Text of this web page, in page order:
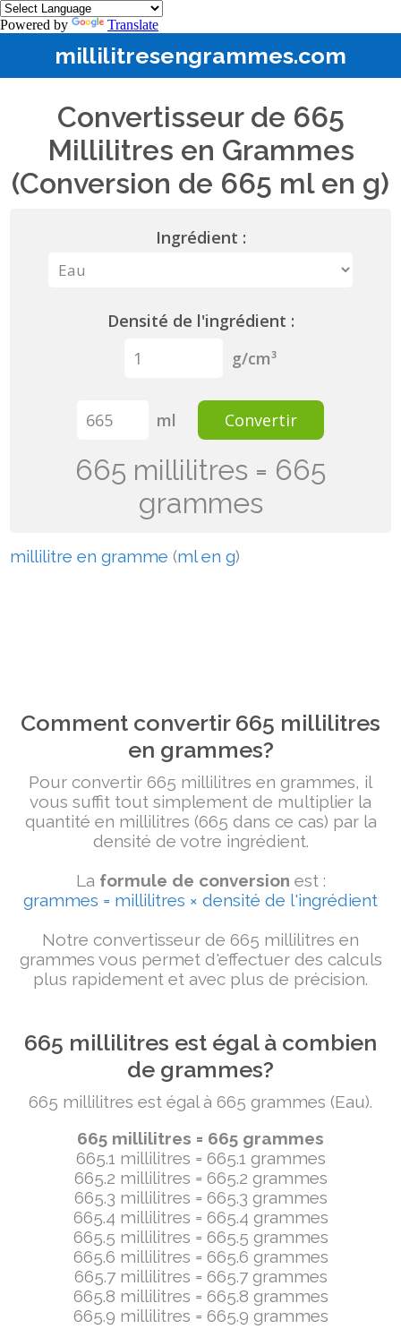
Powered by Translate
millilitresengrammes.com
Convertisseur de 665
Millilitres en Grammes
(Conversion de 665 ml en g)
Ingrédient :
Densité de l'ingrédient :
g/cm³
ml Convertir
665 millilitres = 665
grammes
millilitre en gramme (ml en g)
Comment convertir 665 millilitres
en grammes?
Pour convertir 665 millilitres en grammes, il
vous suffit tout simplement de multiplier la
quantité en millilitres (665 dans ce cas) par la
densité de votre ingrédient.
La formule de conversion est :
grammes = millilitres × densité de l'ingrédient
Notre convertisseur de 665 millilitres en
grammes vous permet d'effectuer des calculs
plus rapidement et avec plus de précision.
665 millilitres est égal à combien
de grammes?
665 millilitres est égal à 665 grammes (Eau).
665 millilitres = 665 grammes
665.1 millilitres = 665.1 grammes
665.2 millilitres = 665.2 grammes
665.3 millilitres = 665.3 grammes
665.4 millilitres = 665.4 grammes
665.5 millilitres = 665.5 grammes
665.6 millilitres = 665.6 grammes
665.7 millilitres = 665.7 grammes
665.8 millilitres = 665.8 grammes
665.9 millilitres = 665.9 grammes